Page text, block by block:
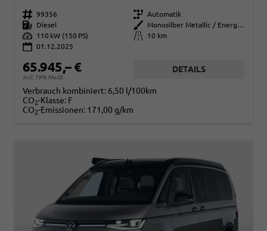
Fahrzeugnr. 99356 Getriebe Automatik
Kraftstoff
Diesel Außenfarbe
Monosilber Metallic / Energetic Orange Metallic
Leistung
110 kW (150 PS) Kilometerstand
10 km
01.12.2025
65.945,– €
incl. 19% MwSt.
DETAILS
Verbrauch kombiniert: 6,50 l/100km
CO2-Klasse: F
CO2-Emissionen: 171,00 g/km